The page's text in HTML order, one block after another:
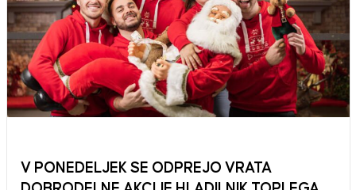
V PONEDELJEK SE ODPREJO VRATA